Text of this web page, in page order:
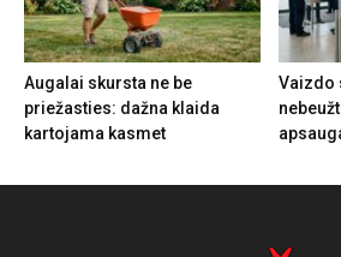
Augalai skursta ne be
priežasties: dažna klaida
kartojama kasmet
Vaizdo